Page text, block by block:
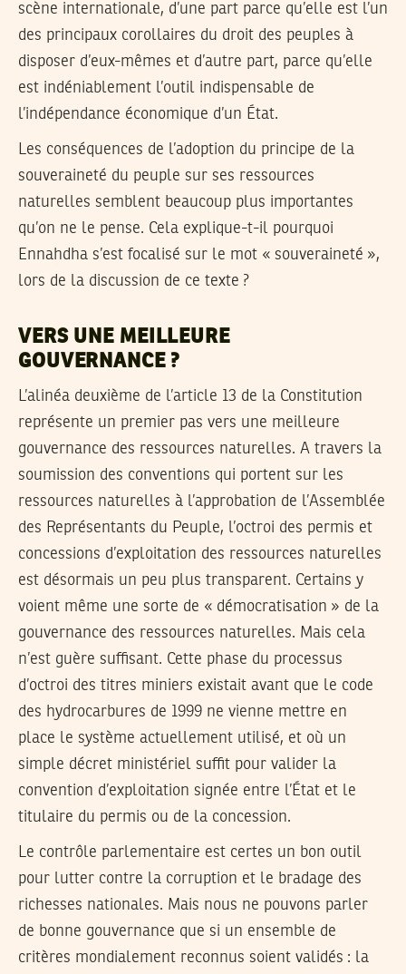
scène internationale, d’une part parce qu’elle est l’un
des principaux corollaires du droit des peuples à
disposer d’eux-mêmes et d’autre part, parce qu’elle
est indéniablement l’outil indispensable de
l’indépendance économique d’un État.
Les conséquences de l’adoption du principe de la
souveraineté du peuple sur ses ressources
naturelles semblent beaucoup plus importantes
qu’on ne le pense. Cela explique-t-il pourquoi
Ennahdha s’est focalisé sur le mot « souveraineté »,
lors de la discussion de ce texte ?
VERS UNE MEILLEURE
GOUVERNANCE ?
L’alinéa deuxième de l’article 13 de la Constitution
représente un premier pas vers une meilleure
gouvernance des ressources naturelles. A travers la
soumission des conventions qui portent sur les
ressources naturelles à l’approbation de l’Assemblée
des Représentants du Peuple, l’octroi des permis et
concessions d’exploitation des ressources naturelles
est désormais un peu plus transparent. Certains y
voient même une sorte de « démocratisation » de la
gouvernance des ressources naturelles. Mais cela
n’est guère suffisant. Cette phase du processus
d’octroi des titres miniers existait avant que le code
des hydrocarbures de 1999 ne vienne mettre en
place le système actuellement utilisé, et où un
simple décret ministériel suffit pour valider la
convention d’exploitation signée entre l’État et le
titulaire du permis ou de la concession.
Le contrôle parlementaire est certes un bon outil
pour lutter contre la corruption et le bradage des
richesses nationales. Mais nous ne pouvons parler
de bonne gouvernance que si un ensemble de
critères mondialement reconnus soient validés : la